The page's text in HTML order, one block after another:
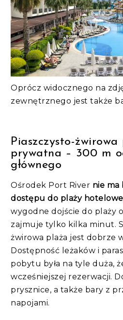
Oprócz widocznego na
zewnętrznego jest także
Piaszczysto-żwirowa
prywatna – 300 m
głównego
Ośrodek Port River nie ma
dostępu do plaży
wygodne dojście do plaży
zajmuje tylko kilka minut.
żwirowa plaża jest dobrze
Dostępność leżaków i
pobytu była na tyle duża,
wcześniejszej rezerwacji.
prysznice, a także bary z
napojami.